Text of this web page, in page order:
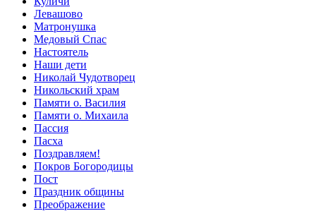
Левашово
Матронушка
Медовый Спас
Настоятель
Наши дети
Николай Чудотворец
Никольский храм
Памяти о. Василия
Памяти о. Михаила
Пассия
Пасха
Поздравляем!
Покров Богородицы
Пост
Праздник общины
Преображение